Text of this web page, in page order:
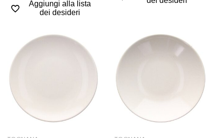
Aggiungi alla lista
dei desideri